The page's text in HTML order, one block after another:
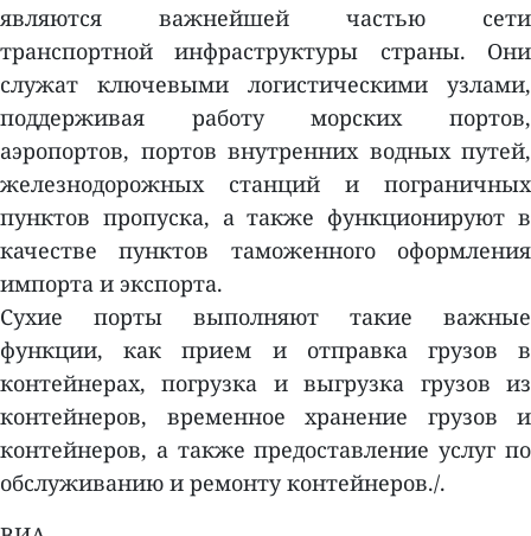
являются важнейшей частью сети
транспортной инфраструктуры страны. Они
служат ключевыми логистическими узлами,
поддерживая работу морских портов,
аэропортов, портов внутренних водных путей,
железнодорожных станций и пограничных
пунктов пропуска, а также функционируют в
качестве пунктов таможенного оформления
импорта и экспорта.
Сухие порты выполняют такие важные
функции, как прием и отправка грузов в
контейнерах, погрузка и выгрузка грузов из
контейнеров, временное хранение грузов и
контейнеров, а также предоставление услуг по
обслуживанию и ремонту контейнеров./.